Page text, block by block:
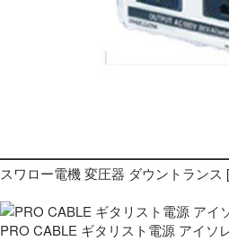
スワロー電機 変圧器 ダウントランス
PRO CABLE ギタリスト電源 アイソ